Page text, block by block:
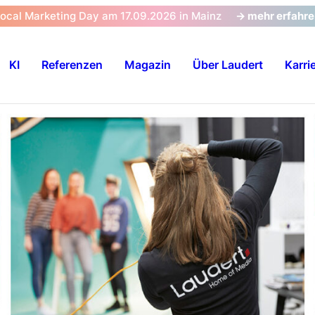
Marketing Day am 17.09.2026 in Mainz -> mehr
KI Referenzen Magazin Über Laudert